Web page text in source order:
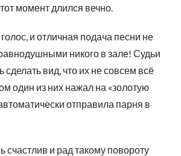
момент длился вечно.
и отличная подача песни не
никого в зале! Судьи
сделать вид, что их не совсем всё
один из них нажал на «золотую
отправила парня в
и рад такому повороту